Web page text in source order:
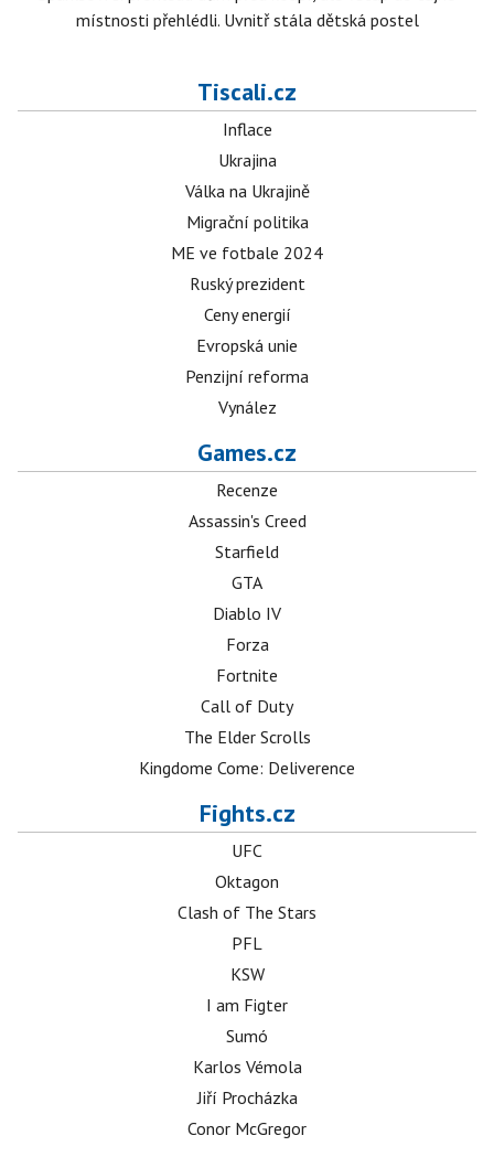
místnosti přehlédli. Uvnitř stála dětská postel
Tiscali.cz
Inflace
Ukrajina
Válka na Ukrajině
Migrační politika
ME ve fotbale 2024
Ruský prezident
Ceny energií
Evropská unie
Penzijní reforma
Vynález
Games.cz
Recenze
Assassin's Creed
Starfield
GTA
Diablo IV
Forza
Fortnite
Call of Duty
The Elder Scrolls
Kingdome Come: Deliverence
Fights.cz
UFC
Oktagon
Clash of The Stars
PFL
KSW
I am Figter
Sumó
Karlos Vémola
Jiří Procházka
Conor McGregor